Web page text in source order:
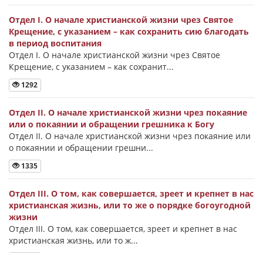
Отдел I. О начале христианской жизни чрез Святое
Крещение, с указанием – как сохранить сию благодать
в период воспитания
Отдел I. О начале христианской жизни чрез Святое
Крещение, с указанием – как сохранит...
1292
Отдел II. О начале христианской жизни чрез покаяние
или о покаянии и обращении грешника к Богу
Отдел II. О начале христианской жизни чрез покаяние или
о покаянии и обращении грешни...
1335
Отдел III. О том, как совершается, зреет и крепнет в нас
христианская жизнь, или то же о порядке богоугодной
жизни
Отдел III. О том, как совершается, зреет и крепнет в нас
христианская жизнь, или то ж...